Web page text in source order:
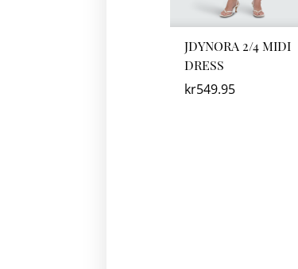
JDYNORA 2/4 MIDI
DRESS
kr549.95